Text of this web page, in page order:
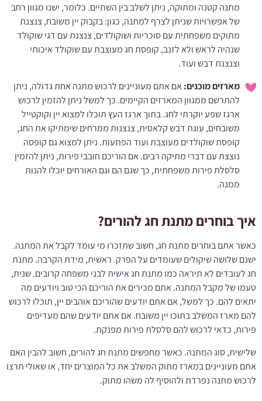
מתנה קטנה ומתוקה, ניתן לשלב בין השתיים. כלומר, ישנו מגוון רחב
של אפשרויות שניתן לצרף למתנה, כגון: בקבוק יין משובח, צנצנת
מתוקים משפחתית עם סוכריות ושוקולדים, צנצנת עם דגי שוקולד
שנהיה לראש ולא לזנב, קופסת חג מעוצבת עם שוקולד איכותי
וצנצנת דבש ועוד.
מארזים מוכנים:אם אתם מעוניינים לרכוש מתנה אחת גדולה, ניתן
להתרשם ממגוון המארזים הקיימים. כך למשל ניתן להזמין לרכוש
ארגז שפע יוקרתי לחג. בתוך ארגז העץ תוכלו למצוא יין וקוקטייל
משובחים, עוגת דבש קלאסית, צנצנות ממרחים שימתיקו את החג,
קופסת שוקולדים מעוצבת ועוד הפתעות. ניתן למצוא גם קופסה
נוצצת עם דברי מתיקה רבים. אם הוריכם חובבי פירות, ניתן להזמין
סלסלת פירות משפחתית, כך שגם הם וגם האורחים יוכלו להנות
ממנה.
איך בוחרים מתנת חג להורים?
כאשר אתם בוחרים מתנת חג, חשוב שתזכרו מי עומד לקבל את המתנה.
ישנם שלושה שיקולים שעומדים על הפרק. ראשית, מידת הקרבה. מתנת
חג לעובדים לא תיראה כמו מתנת חג אישית לבני משפחה קרובים. שנית,
טעמו של מקבל המתנה. אתם מכירים את הוריכם הכי טוב ויודעים מה
יתאים להם. כך למשל, אם אתם יודעים שהוריכם אוהבים יין, תוכלו לרכוש
להם מארז המשלב בתוכו יין משובח. אם אתם יודעים שהם מעדיפים
פירות, כדאי לרכוש להם סלסלת פירות מפנקת.
שלישית, סוג המתנה. כאשר מחפשים מתנת חג להורים, חשוב להבין האם
אתם מעוניינים במארז מתוק המשלב את כל המוצרים יחד, או שאולי תרצו
לרכוש מתנה נפרדת ולהוסיף לה משהו מתוק.